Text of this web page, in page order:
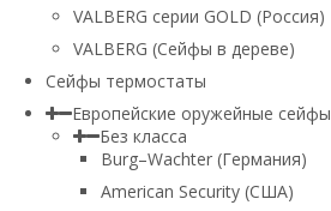
VALBERG серии GOLD (Россия)
VALBERG (Сейфы в дереве)
Сейфы термостаты
Европейские оружейные сейфы
Без класса
Burg–Wachter (Германия)
American Security (США)